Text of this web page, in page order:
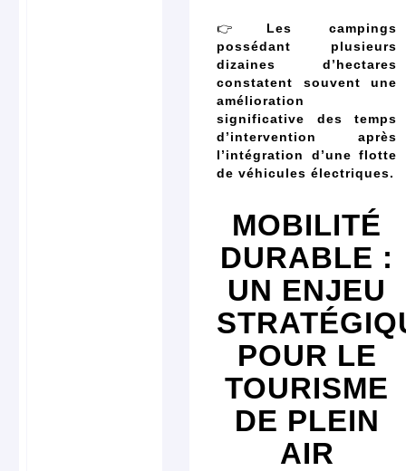
👉 Les campings
possédant plusieurs
dizaines d’hectares
constatent souvent une
amélioration
significative des temps
d’intervention après
l’intégration d’une flotte
de véhicules électriques.
MOBILITÉ
DURABLE :
UN ENJEU
POUR LE
TOURISME
DE PLEIN
AIR